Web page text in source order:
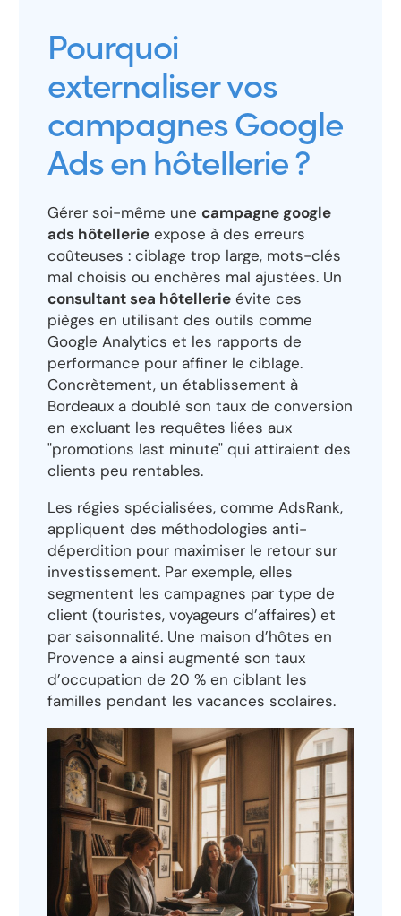
Pourquoi
externaliser vos
campagnes Google
Ads en hôtellerie ?
Gérer soi-même une campagne google
ads hôtellerie expose à des erreurs
coûteuses : ciblage trop large, mots-clés
mal choisis ou enchères mal ajustées. Un
consultant sea hôtellerie évite ces
pièges en utilisant des outils comme
Google Analytics et les rapports de
performance pour affiner le ciblage.
Concrètement, un établissement à
Bordeaux a doublé son taux de conversion
en excluant les requêtes liées aux
"promotions last minute" qui attiraient des
clients peu rentables.
Les régies spécialisées, comme AdsRank,
appliquent des méthodologies anti-
déperdition pour maximiser le retour sur
investissement. Par exemple, elles
segmentent les campagnes par type de
client (touristes, voyageurs d’affaires) et
par saisonnalité. Une maison d’hôtes en
Provence a ainsi augmenté son taux
d’occupation de 20 % en ciblant les
familles pendant les vacances scolaires.